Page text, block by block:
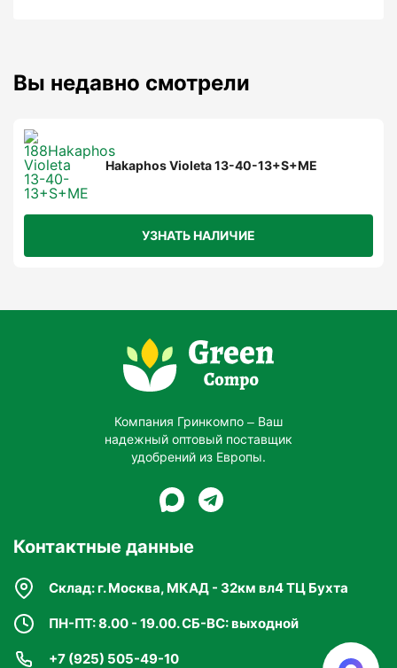
Вы недавно смотрели
Hakaphos Violeta 13-40-13+S+ME
УЗНАТЬ НАЛИЧИЕ
Компания Гринкомпо – Ваш
надежный оптовый поставщик
удобрений из Европы.
Контактные данные
Склад: г. Москва, МКАД - 32км вл4 ТЦ Бухта
ПН-ПТ: 8.00 - 19.00. СБ-ВС: выходной
+7 (925) 505-49-10